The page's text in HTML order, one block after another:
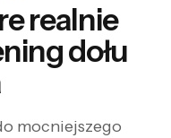
realnie
dołu
mocniejszego